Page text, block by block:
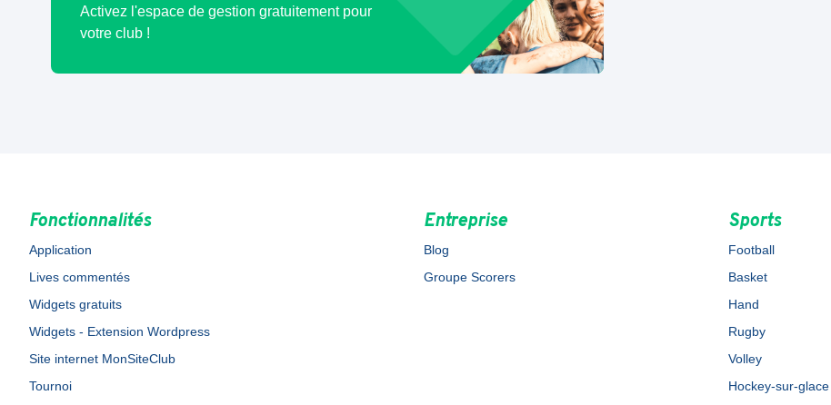
Activez l'espace de gestion gratuitement pour
votre club !
Fonctionnalités
Application
Lives commentés
Widgets gratuits
Widgets - Extension Wordpress
Site internet MonSiteClub
Tournoi
Entreprise
Blog
Groupe Scorers
Sports
Football
Basket
Hand
Rugby
Volley
Hockey-sur-glace